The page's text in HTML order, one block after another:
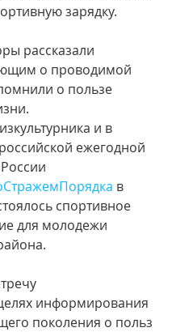
зарядку.
рассказали
о проводимой
о пользе
и в
ежегодной
в
спортивное
для молодежи
информирования
поколения о польз